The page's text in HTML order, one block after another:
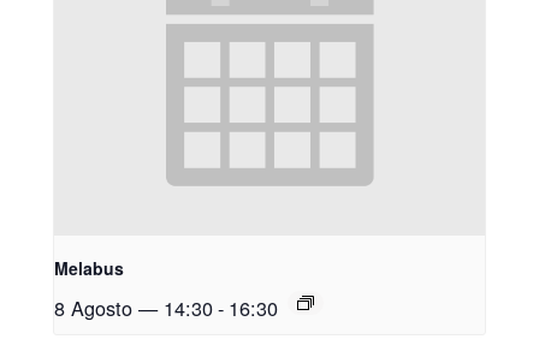
Melabus
8 Agosto — 14:30- 16:30